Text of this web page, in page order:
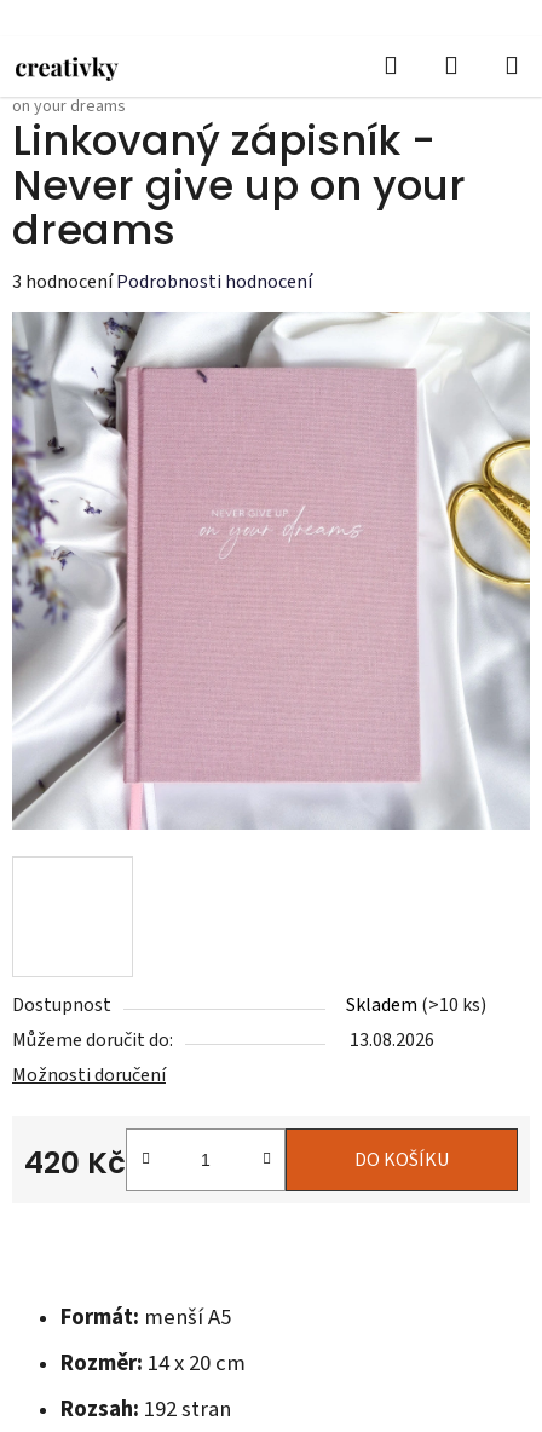
obsah
Hledat
KOŠÍK
Domů
/ ZÁPISNÍKY/
on your dreams
Dostupnost Skladem (>10 ks)
Můžeme doručit do:
13.08.2026
Možnosti doručení
420 Kč DO KOŠÍKU
Formát: menší A5
Rozměr: 14 x 20 cm
Rozsah: 192 stran
Linkovaný zápisník -
Never give up on your
dreams
Průměrné
hodnocení
produktu
je
5,0
z
5
hvězdiček.
3 hodnoceníPodrobnosti hodnocení